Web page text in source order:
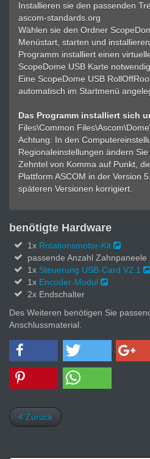
Installieren sie den passenden
ascom-standards.org
Wählen sie den Ordner
Menüstart, starten und
Programm installiert einen
ScopeDome USB Karte
Eine ScopeDome USB
automatisch im Startmenü
Das Programm installiert sich
Files\Common
Achtung: In den
Regionaleinstellungen ändern
Zehntel von Komma auf Punkt,
Plattform ASCOM in der Version
späteren Versionen korrigiert.
benötigte Hardware
1x Rotationsmotor-Kit
passende Anzahl Zahnpaneele
1x Steuerung USB-Card V2.1
1x Encoder-Modul
2x Endschalter
Des Weiteren benötigen Sie
Anschlussmaterial.
Zurück